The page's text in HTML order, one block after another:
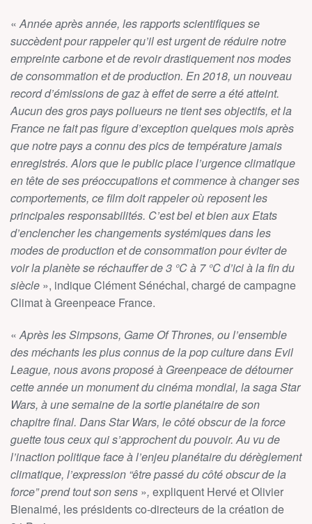
« Année après année, les rapports scientifiques se
succèdent pour rappeler qu’il est urgent de réduire notre
empreinte carbone et de revoir drastiquement nos modes
de consommation et de production. En 2018, un nouveau
record d’émissions de gaz à effet de serre a été atteint.
Aucun des gros pays pollueurs ne tient ses objectifs, et la
France ne fait pas figure d’exception quelques mois après
que notre pays a connu des pics de température jamais
enregistrés. Alors que le public place l’urgence climatique
en tête de ses préoccupations et commence à changer ses
comportements, ce film doit rappeler où reposent les
principales responsabilités. C’est bel et bien aux Etats
d’enclencher les changements systémiques dans les
modes de production et de consommation pour éviter de
voir la planète se réchauffer de 3 °C à 7 °C d’ici à la fin du
siècle », indique Clément Sénéchal, chargé de campagne
Climat à Greenpeace France.
«Après les Simpsons, Game Of Thrones, ou l’ensemble
des méchants les plus connus de la pop culture dans Evil
League, nous avons proposé à Greenpeace de détourner
cette année un monument du cinéma mondial, la saga Star
Wars, à une semaine de la sortie planétaire de son
chapitre final. Dans Star Wars, le côté obscur de la force
guette tous ceux qui s’approchent du pouvoir. Au vu de
l’inaction politique face à l’enjeu planétaire du dérèglement
climatique, l’expression “être passé du côté obscur de la
force” prend tout son sens », expliquent Hervé et Olivier
Bienaimé, les présidents co-directeurs de la création de